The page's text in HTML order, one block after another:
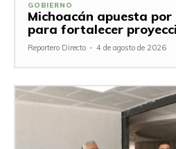
GOBIERNO
Michoacán apuesta
para fortalecer
Reportero Directo - 4 de agosto de 2026